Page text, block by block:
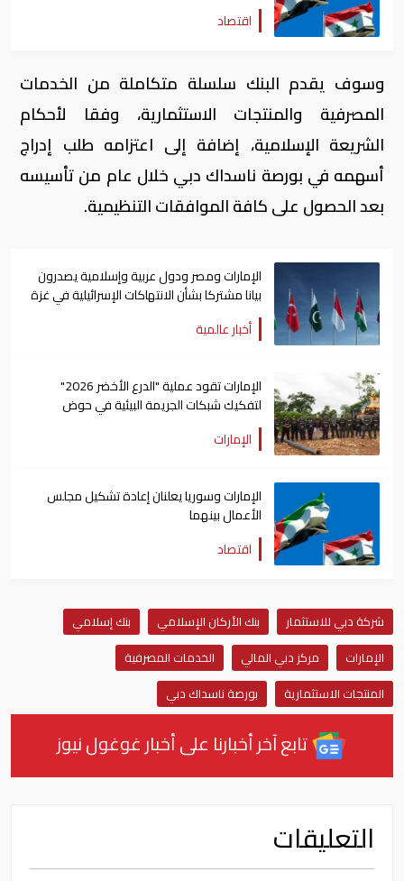
اقتصاد
وسوف يقدم البنك سلسلة متكاملة من الخدمات
المصرفية والمنتجات الاستثمارية، وفقا لأحكام
الشريعة الإسلامية، إضافة إلى اعتزامه طلب إدراج
أسهمه في بورصة ناسداك دبي خلال عام من تأسيسه
بعد الحصول على كافة الموافقات التنظيمية.
الإمارات ومصر ودول عربية وإسلامية يصدرون
بيانا مشتركا بشأن الانتهاكات الإسرائيلية في غزة
أخبار عالمية
الإمارات تقود عملية "الدرع الأخضر 2026"
لتفكيك شبكات الجريمة البيئية في حوض
الأمازون
الإمارات
الإمارات وسوريا يعلنان إعادة تشكيل مجلس
الأعمال بينهما
اقتصاد
شركة دبي للاستثمار بنك الأركان الإسلامي
بنك إسلامي
الإمارات
مركز دبي المالي
الخدمات المصرفية
المنتجات الاستثمارية
بورصة ناسداك دبي
تابع آخر أخبارنا على أخبار غوغول نيوز
التعليقات